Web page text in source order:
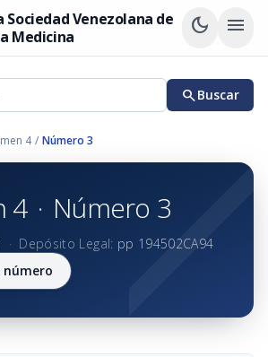
Sociedad Venezolana de
Medicina
dark_mode menu
searchBuscar
4 / Número 3
4 · Número 3
· Depósito Legal: pp 194502CA94
número